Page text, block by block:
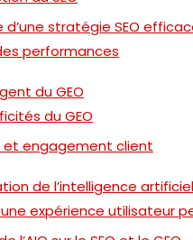
d’une stratégie SEO
performances
du GEO
du GEO
et engagement client
de l’intelligence
expérience utilisateur